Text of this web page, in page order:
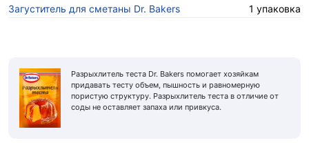
Загуститель для сметаны Dr. Bakers 1 упаковка
Разрыхлитель теста Dr. Bakers помогает хозяйкам
придавать тесту объем, пышность и равномерную
пористую структуру. Разрыхлитель теста в отличие от
соды не оставляет запаха или привкуса.